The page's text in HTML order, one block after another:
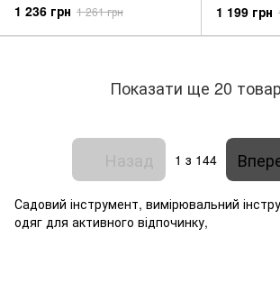
1 236 грн 1 261 грн 1 199 грн
Показати ще 20
1 з 144
Садовий інструмент, вимірювальний
одяг для активного відпочинку,